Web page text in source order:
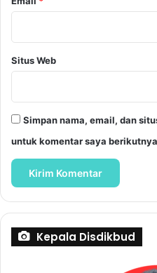
Situs Web
Simpan nama, email, dan
untuk komentar saya
Kepala Disdikbud